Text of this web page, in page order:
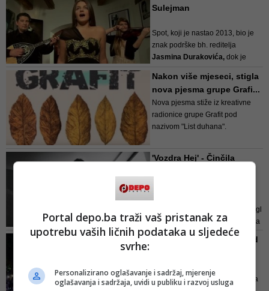
“Himna generacije” prvi je singl s
ugledati krajem ove god...
Sulejman
Spot, koji je nastao 2013, bio je
znak podrške bh. reditelja
Jasmina Durakovića, dok je
staru sevdalinku „Razbolje se
sultan Sulejman“.
...
Nakon više mjeseci, stigla
nova pjesma grupe Grafi...
Nova pjesma stiže iz kreativne
radionice grupe Grafit pod
nazivom "List duhana".
Muziku za pjesmu uradio je
Jasmin Vesnić, autor teksta je
Bakir Hadžiomerović
'Vozdra Hej' - Činčila
Činčila objavljuje svoj četvrti singl
sa njihovog debitantskog albuma
"Šta Znam".
Ideja spota je prikazivanje
ovozemaljske ljepote k...
Eldin Huseinbegović pred
Bh. pjevač snimio je novi spot za
Portal depo.ba traži vaš pristanak za
upotrebu vaših ličnih podataka u sljedeće
svrhe:
Personalizirano oglašavanje i sadržaj, mjerenje
oglašavanja i sadržaja, uvidi u publiku i razvoj usluga